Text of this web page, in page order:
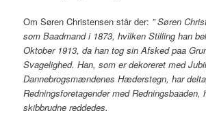
Om Søren Christensen står der: ” Søren
som Baadmand i 1873, hvilken Stilling han
Oktober 1913, da han tog sin Afsked paa
Svagelighed. Han, som er dekoreret med
Dannebrogsmændenes Hæderstegn, har
Redningsforetagender med Redningsbaaden,
skibbrudne reddedes.